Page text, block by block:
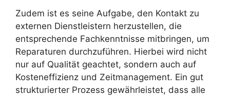
Zudem ist es seine Aufgabe, den Kontakt zu
externen Dienstleistern herzustellen, die
entsprechende Fachkenntnisse mitbringen, um
Reparaturen durchzuführen. Hierbei wird nicht
nur auf Qualität geachtet, sondern auch auf
Kosteneffizienz und Zeitmanagement. Ein gut
strukturierter Prozess gewährleistet, dass alle